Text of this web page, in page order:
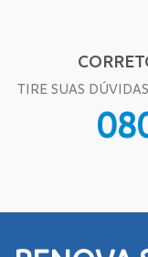
TIRE SUAS